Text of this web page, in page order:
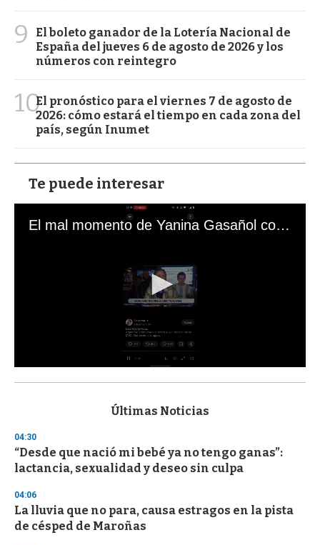
9
El boleto ganador de la Lotería Nacional de
España del jueves 6 de agosto de 2026 y los
números con reintegro
10El pronóstico para el viernes 7 de agosto de
2026: cómo estará el tiempo en cada zona del
país, según Inumet
Te puede interesar
El mal momento de Yanina Gasañol con un hincha argentino en "Subrayado"
s
d
s
o
f
3
s
e
c
Últimas Noticias
04:30
“Desde que nació mi bebé ya no tengo ganas”:
lactancia, sexualidad y deseo sin culpa
04:06
La lluvia que no para, causa estragos en la pista
de césped de Maroñas